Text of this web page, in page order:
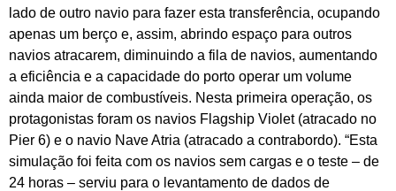
lado de outro navio para fazer esta transferência, ocupando
apenas um berço e, assim, abrindo espaço para outros
navios atracarem, diminuindo a fila de navios, aumentando
a eficiência e a capacidade do porto operar um volume
ainda maior de combustíveis. Nesta primeira operação, os
protagonistas foram os navios Flagship Violet (atracado no
Pier 6) e o navio Nave Atria (atracado a contrabordo). “Esta
simulação foi feita com os navios sem cargas e o teste – de
24 horas – serviu para o levantamento de dados de